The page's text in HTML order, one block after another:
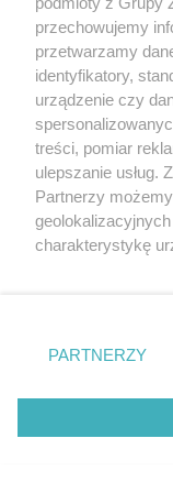
na starcie
ZOBACZ
przechowujemy
przetwarzamy
identyfikatory,
urządzenie czy
treści, pomiar
ulepszanie usług.
Partnerzy
charakterystykę
zmienić/wycofać
znajdujący się w
rodzaje
użytkownika, ale
przetwarzaniu.
PARTNERZY